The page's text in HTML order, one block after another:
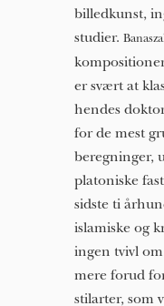
billedkunst,
studier.
er svært at
hendes
for de mest
beregninger,
platoniske
sidste ti
islamiske og
ingen tvivl
mere forud
stilarter, som